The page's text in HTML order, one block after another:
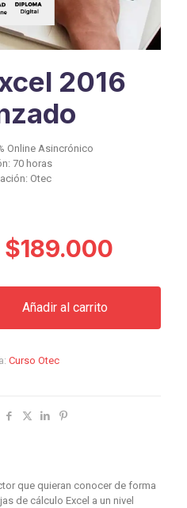
2016
Online Asincrónico
70 horas
Otec
El
original
era:
$189.000El
actual
Añadir al carrito
Curso Otec
que quieran conocer de forma
de cálculo Excel a un nivel